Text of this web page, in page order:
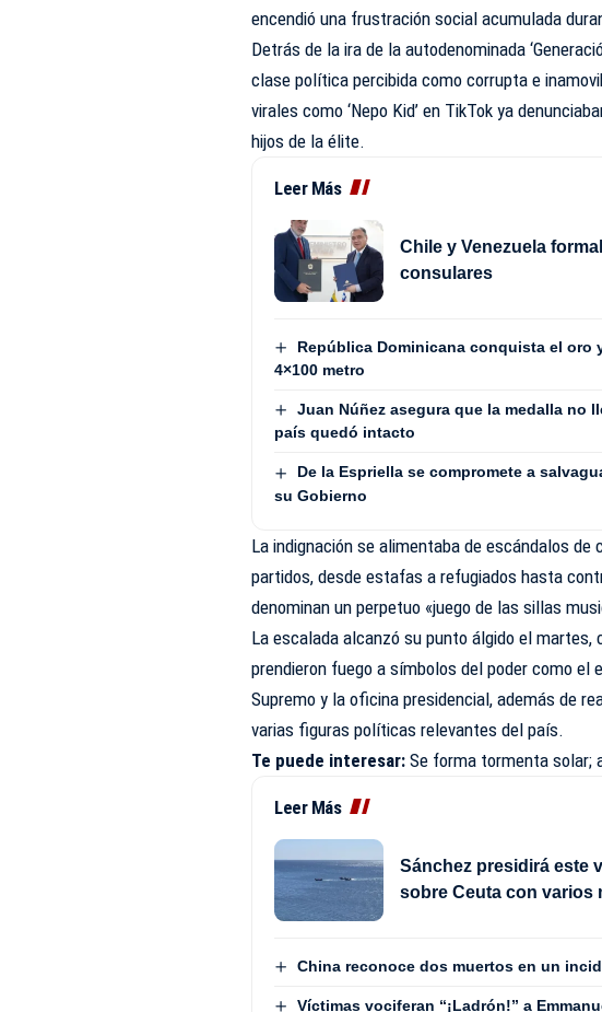
encendió una frustración social acumulada
Detrás de la ira de la autodenominada
clase política percibida como corrupta e
virales como ‘Nepo Kid’ en TikTok ya
hijos de la élite.
Leer Más
Chile y Venezuela
consulares
República Dominicana conquista el oro
4×100 metro
Juan Núñez asegura que la medalla no
país quedó intacto
De la Espriella se compromete a
su Gobierno
La indignación se alimentaba de escándalos
partidos, desde estafas a refugiados hasta
denominan un perpetuo «juego de las sillas
La escalada alcanzó su punto álgido el
prendieron fuego a símbolos del poder como el
Supremo y la oficina presidencial, además de
varias figuras políticas relevantes del país.
Te puede interesar:Se forma tormenta solar;
Leer Más
Sánchez presidirá este
sobre Ceuta con varios
China reconoce dos muertos en un
Víctimas vociferan “¡Ladrón!” a